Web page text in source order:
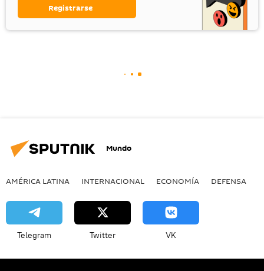
Registrarse
Mundo
AMÉRICA LATINA INTERNACIONAL ECONOMÍA DEFENSA
Telegram Twitter VK